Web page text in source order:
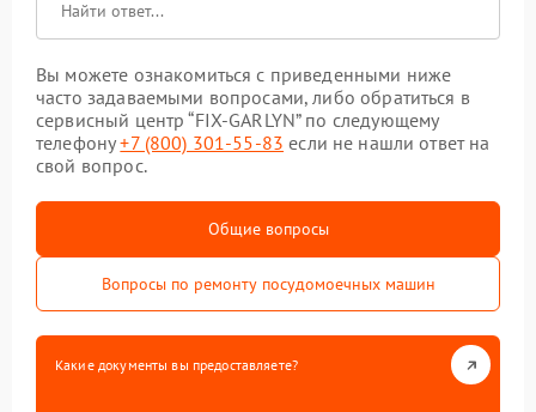
Вы можете ознакомиться с приведенными ниже
часто задаваемыми вопросами, либо обратиться в
сервисный центр “FIX-GARLYN” по следующему
телефону+7 (800) 301-55-83 если не нашли ответ на
свой вопрос.
Общие вопросы
Вопросы по ремонту посудомоечных машин
Какие документы вы предоставляете?